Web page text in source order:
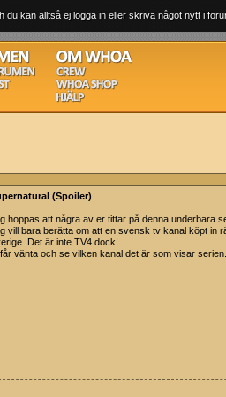
kan alltså ej logga in eller skriva något nytt i
(Spoiler)
hoppas att några av er tittar på denna underbara
vill bara berätta om att en svensk tv kanal köpt in
Det är inte TV4 dock!
vänta och se vilken kanal det är som visar serien.